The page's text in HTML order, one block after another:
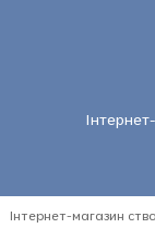
Інтернет-магазин